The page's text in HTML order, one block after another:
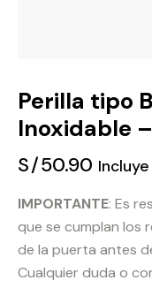
Perilla tipo
Inoxidable
S/50.90
IMPORTANTE: Es
que se cumplan los
de la puerta antes
Cualquier duda o